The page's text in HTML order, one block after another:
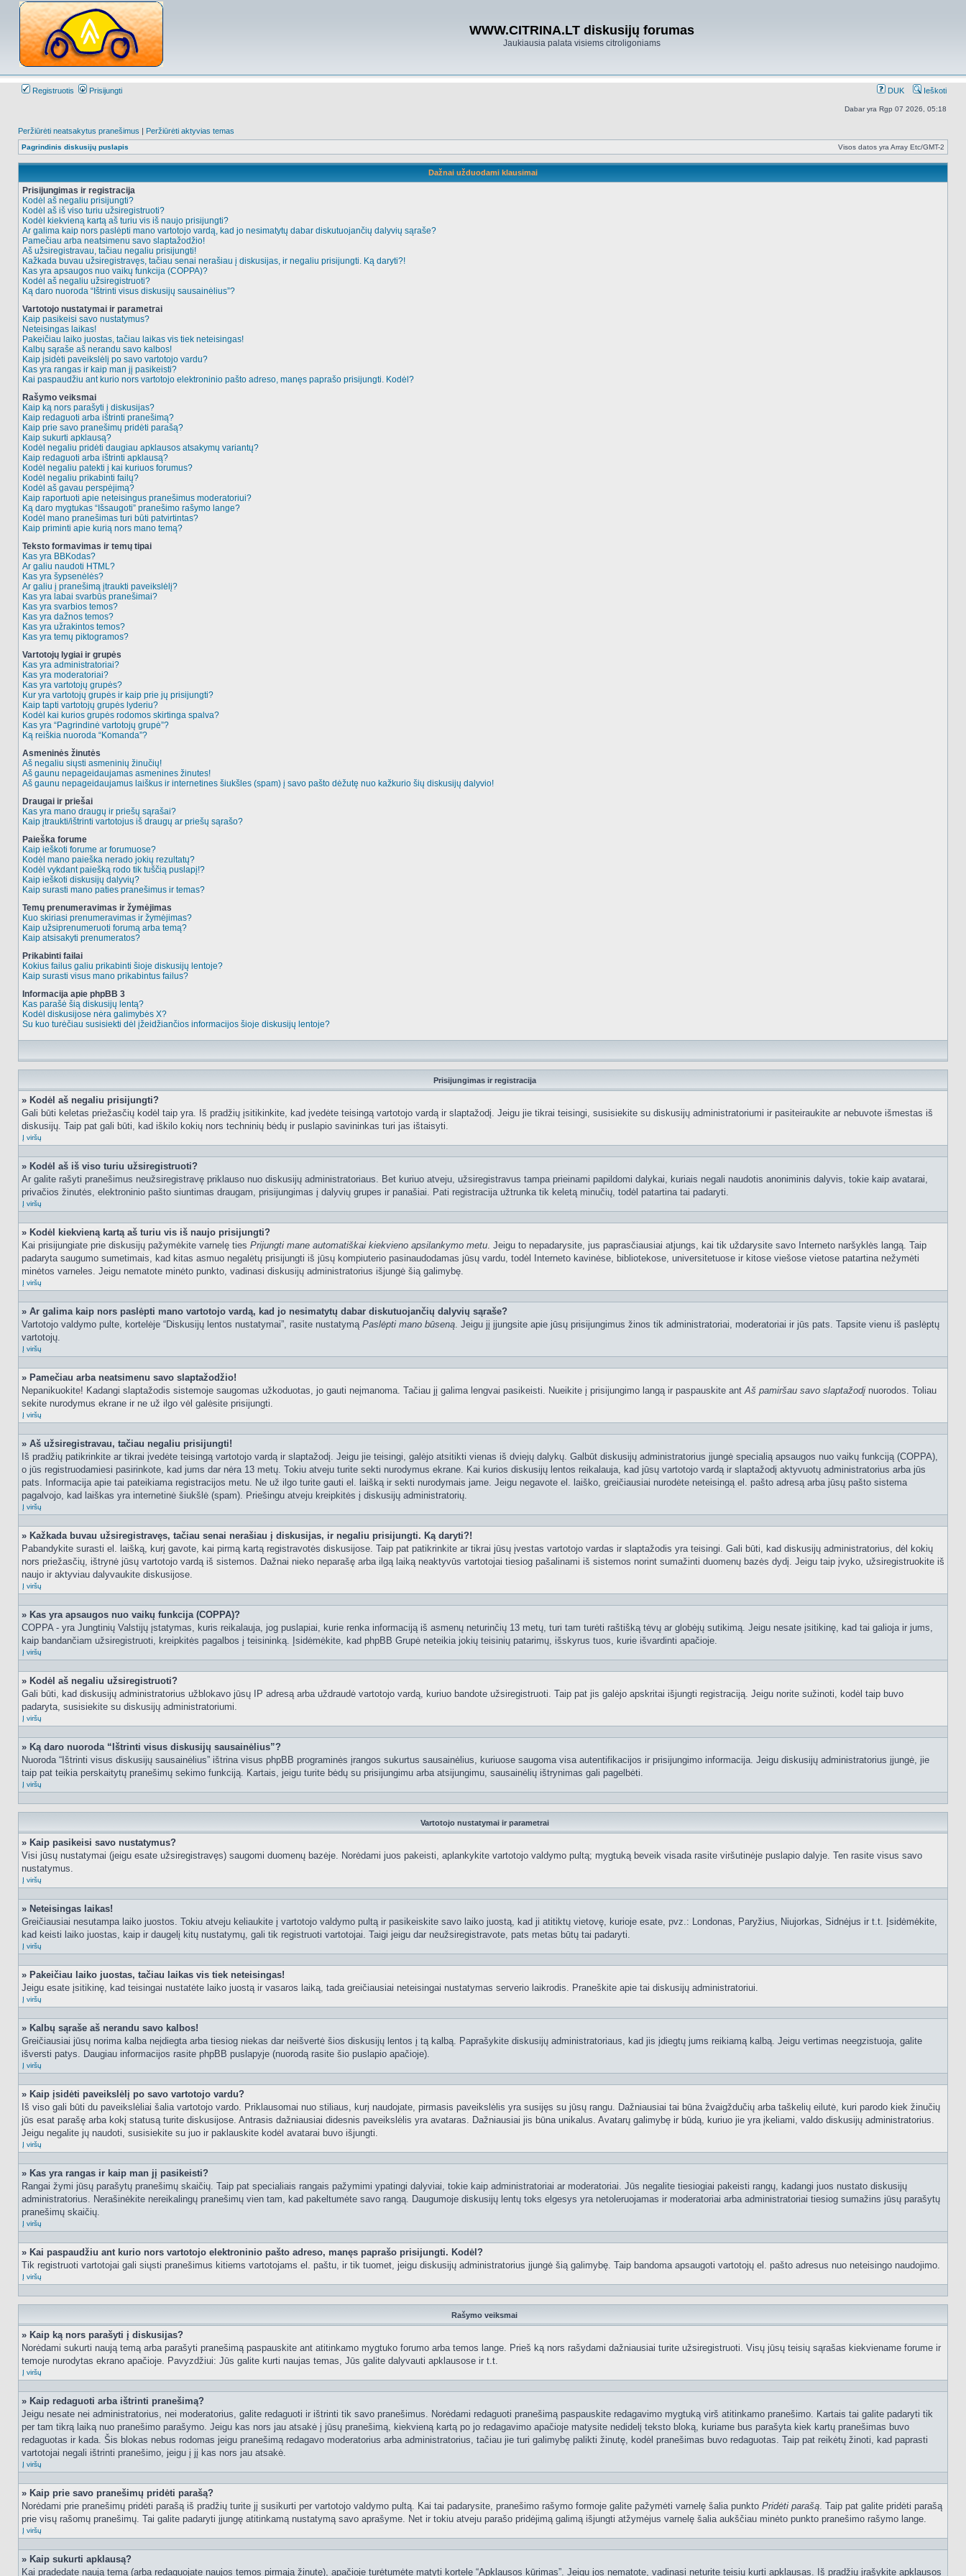
WWW.CITRINA.LT diskusijų forumas
Jaukiausia palata visiems citroligoniams
Registruotis Prisijungti DUK Ieškoti
Dabar yra Rgp 07 2026, 05:18
Peržiūrėti neatsakytus pranešimus | Peržiūrėti aktyvias temas
Pagrindinis diskusijų puslapis Visos datos yra Array Etc/GMT-2
Dažnai užduodami klausimai
Prisijungimas ir registracija
Kodėl aš negaliu prisijungti?
Kodėl aš iš viso turiu užsiregistruoti?
Kodėl kiekvieną kartą aš turiu vis iš naujo prisijungti?
Ar galima kaip nors paslėpti mano vartotojo vardą, kad jo nesimatytų dabar diskutuojančių dalyvių sąraše?
Pamečiau arba neatsimenu savo slaptažodžio!
Aš užsiregistravau, tačiau negaliu prisijungti!
Kažkada buvau užsiregistravęs, tačiau senai nerašiau į diskusijas, ir negaliu prisijungti. Ką daryti?!
Kas yra apsaugos nuo vaikų funkcija (COPPA)?
Kodėl aš negaliu užsiregistruoti?
Ką daro nuoroda “Ištrinti visus diskusijų sausainėlius”?
Vartotojo nustatymai ir parametrai
Kaip pasikeisi savo nustatymus?
Neteisingas laikas!
Pakeičiau laiko juostas, tačiau laikas vis tiek neteisingas!
Kalbų sąraše aš nerandu savo kalbos!
Kaip įsidėti paveikslėlį po savo vartotojo vardu?
Kas yra rangas ir kaip man jį pasikeisti?
Kai paspaudžiu ant kurio nors vartotojo elektroninio pašto adreso, manęs paprašo prisijungti. Kodėl?
Rašymo veiksmai
Kaip ką nors parašyti į diskusijas?
Kaip redaguoti arba ištrinti pranešimą?
Kaip prie savo pranešimų pridėti parašą?
Kaip sukurti apklausą?
Kodėl negaliu pridėti daugiau apklausos atsakymų variantų?
Kaip redaguoti arba ištrinti apklausą?
Kodėl negaliu patekti į kai kuriuos forumus?
Kodėl negaliu prikabinti failų?
Kodėl aš gavau perspėjimą?
Kaip raportuoti apie neteisingus pranešimus moderatoriui?
Ką daro mygtukas “Išsaugoti” pranešimo rašymo lange?
Kodėl mano pranešimas turi būti patvirtintas?
Kaip priminti apie kurią nors mano temą?
Teksto formavimas ir temų tipai
Kas yra BBKodas?
Ar galiu naudoti HTML?
Kas yra šypsenėlės?
Ar galiu į pranešimą įtraukti paveikslėlį?
Kas yra labai svarbūs pranešimai?
Kas yra svarbios temos?
Kas yra dažnos temos?
Kas yra užrakintos temos?
Kas yra temų piktogramos?
Vartotojų lygiai ir grupės
Kas yra administratoriai?
Kas yra moderatoriai?
Kas yra vartotojų grupės?
Kur yra vartotojų grupės ir kaip prie jų prisijungti?
Kaip tapti vartotojų grupės lyderiu?
Kodėl kai kurios grupės rodomos skirtinga spalva?
Kas yra “Pagrindinė vartotojų grupė”?
Ką reiškia nuoroda “Komanda”?
Asmeninės žinutės
Aš negaliu siųsti asmeninių žinučių!
Aš gaunu nepageidaujamas asmenines žinutes!
Aš gaunu nepageidaujamus laiškus ir internetines šiukšles (spam) į savo pašto dėžutę nuo kažkurio šių diskusijų dalyvio!
Draugai ir priešai
Kas yra mano draugų ir priešų sąrašai?
Kaip įtraukti/ištrinti vartotojus iš draugų ar priešų sąrašo?
Paieška forume
Kaip ieškoti forume ar forumuose?
Kodėl mano paieška nerado jokių rezultatų?
Kodėl vykdant paiešką rodo tik tuščią puslapį!?
Kaip ieškoti diskusijų dalyvių?
Kaip surasti mano paties pranešimus ir temas?
Temų prenumeravimas ir žymėjimas
Kuo skiriasi prenumeravimas ir žymėjimas?
Kaip užsiprenumeruoti forumą arba temą?
Kaip atsisakyti prenumeratos?
Prikabinti failai
Kokius failus galiu prikabinti šioje diskusijų lentoje?
Kaip surasti visus mano prikabintus failus?
Informacija apie phpBB 3
Kas parašė šią diskusijų lentą?
Kodėl diskusijose nėra galimybės X?
Su kuo turėčiau susisiekti dėl įžeidžiančios informacijos šioje diskusijų lentoje?
Prisijungimas ir registracija
» Kodėl aš negaliu prisijungti?
Gali būti keletas priežasčių kodėl taip yra. Iš pradžių įsitikinkite, kad įvedėte teisingą vartotojo vardą ir slaptažodį. Jeigu jie tikrai teisingi, susisiekite su diskusijų administratoriumi ir pasiteiraukite ar nebuvote išmestas iš
diskusijų. Taip pat gali būti, kad iškilo kokių nors techninių bėdų ir puslapio savininkas turi jas ištaisyti.
Į viršų
» Kodėl aš iš viso turiu užsiregistruoti?
Ar galite rašyti pranešimus neužsiregistravę priklauso nuo diskusijų administratoriaus. Bet kuriuo atveju, užsiregistravus tampa prieinami papildomi dalykai, kuriais negali naudotis anoniminis dalyvis, tokie kaip avatarai,
privačios žinutės, elektroninio pašto siuntimas draugam, prisijungimas į dalyvių grupes ir panašiai. Pati registracija užtrunka tik keletą minučių, todėl patartina tai padaryti.
Į viršų
» Kodėl kiekvieną kartą aš turiu vis iš naujo prisijungti?
Kai prisijungiate prie diskusijų pažymėkite varnelę ties Prijungti mane automatiškai kiekvieno apsilankymo metu. Jeigu to nepadarysite, jus paprasčiausiai atjungs, kai tik uždarysite savo Interneto naršyklės langą. Taip
padaryta saugumo sumetimais, kad kitas asmuo negalėtų prisijungti iš jūsų kompiuterio pasinaudodamas jūsų vardu, todėl Interneto kavinėse, bibliotekose, universitetuose ir kitose viešose vietose patartina nežymėti
minėtos varneles. Jeigu nematote minėto punkto, vadinasi diskusijų administratorius išjungė šią galimybę.
Į viršų
» Ar galima kaip nors paslėpti mano vartotojo vardą, kad jo nesimatytų dabar diskutuojančių dalyvių sąraše?
Vartotojo valdymo pulte, kortelėje “Diskusijų lentos nustatymai”, rasite nustatymą Paslėpti mano būseną. Jeigu jį įjungsite apie jūsų prisijungimus žinos tik administratoriai, moderatoriai ir jūs pats. Tapsite vienu iš paslėptų
vartotojų.
Į viršų
» Pamečiau arba neatsimenu savo slaptažodžio!
Nepanikuokite! Kadangi slaptažodis sistemoje saugomas užkoduotas, jo gauti neįmanoma. Tačiau jį galima lengvai pasikeisti. Nueikite į prisijungimo langą ir paspauskite antAš pamiršau savo slaptažodį nuorodos. Toliau
sekite nurodymus ekrane ir ne už ilgo vėl galėsite prisijungti.
Į viršų
» Aš užsiregistravau, tačiau negaliu prisijungti!
Iš pradžių patikrinkite ar tikrai įvedėte teisingą vartotojo vardą ir slaptažodį. Jeigu jie teisingi, galėjo atsitikti vienas iš dviejų dalykų. Galbūt diskusijų administratorius įjungė specialią apsaugos nuo vaikų funkciją (COPPA),
o jūs registruodamiesi pasirinkote, kad jums dar nėra 13 metų. Tokiu atveju turite sekti nurodymus ekrane. Kai kurios diskusijų lentos reikalauja, kad jūsų vartotojo vardą ir slaptažodį aktyvuotų administratorius arba jūs
pats. Informacija apie tai pateikiama registracijos metu. Ne už ilgo turite gauti el. laišką ir sekti nurodymais jame. Jeigu negavote el. laiško, greičiausiai nurodėte neteisingą el. pašto adresą arba jūsų pašto sistema
pagalvojo, kad laiškas yra internetinė šiukšlė (spam). Priešingu atveju kreipkitės į diskusijų administratorių.
Į viršų
» Kažkada buvau užsiregistravęs, tačiau senai nerašiau į diskusijas, ir negaliu prisijungti. Ką daryti?!
Pabandykite surasti el. laišką, kurį gavote, kai pirmą kartą registravotės diskusijose. Taip pat patikrinkite ar tikrai jūsų įvestas vartotojo vardas ir slaptažodis yra teisingi. Gali būti, kad diskusijų administratorius, dėl kokių
nors priežasčių, ištrynė jūsų vartotojo vardą iš sistemos. Dažnai nieko neparašę arba ilgą laiką neaktyvūs vartotojai tiesiog pašalinami iš sistemos norint sumažinti duomenų bazės dydį. Jeigu taip įvyko, užsiregistruokite iš
naujo ir aktyviau dalyvaukite diskusijose.
Į viršų
» Kas yra apsaugos nuo vaikų funkcija (COPPA)?
COPPA - yra Jungtinių Valstijų įstatymas, kuris reikalauja, jog puslapiai, kurie renka informaciją iš asmenų neturinčių 13 metų, turi tam turėti raštišką tėvų ar globėjų sutikimą. Jeigu nesate įsitikinę, kad tai galioja ir jums,
kaip bandančiam užsiregistruoti, kreipkitės pagalbos į teisininką. Įsidėmėkite, kad phpBB Grupė neteikia jokių teisinių patarimų, išskyrus tuos, kurie išvardinti apačioje.
Į viršų
» Kodėl aš negaliu užsiregistruoti?
Gali būti, kad diskusijų administratorius užblokavo jūsų IP adresą arba uždraudė vartotojo vardą, kuriuo bandote užsiregistruoti. Taip pat jis galėjo apskritai išjungti registraciją. Jeigu norite sužinoti, kodėl taip buvo
padaryta, susisiekite su diskusijų administratoriumi.
Į viršų
» Ką daro nuoroda “Ištrinti visus diskusijų sausainėlius”?
Nuoroda “Ištrinti visus diskusijų sausainėlius” ištrina visus phpBB programinės įrangos sukurtus sausainėlius, kuriuose saugoma visa autentifikacijos ir prisijungimo informacija. Jeigu diskusijų administratorius įjungė, jie
taip pat teikia perskaitytų pranešimų sekimo funkciją. Kartais, jeigu turite bėdų su prisijungimu arba atsijungimu, sausainėlių ištrynimas gali pagelbėti.
Į viršų
Vartotojo nustatymai ir parametrai
» Kaip pasikeisi savo nustatymus?
Visi jūsų nustatymai (jeigu esate užsiregistravęs) saugomi duomenų bazėje. Norėdami juos pakeisti, aplankykite vartotojo valdymo pultą; mygtuką beveik visada rasite viršutinėje puslapio dalyje. Ten rasite visus savo
nustatymus.
Į viršų
» Neteisingas laikas!
Greičiausiai nesutampa laiko juostos. Tokiu atveju keliaukite į vartotojo valdymo pultą ir pasikeiskite savo laiko juostą, kad ji atitiktų vietovę, kurioje esate, pvz.: Londonas, Paryžius, Niujorkas, Sidnėjus ir t.t. Įsidėmėkite,
kad keisti laiko juostas, kaip ir daugelį kitų nustatymų, gali tik registruoti vartotojai. Taigi jeigu dar neužsiregistravote, pats metas būtų tai padaryti.
Į viršų
» Pakeičiau laiko juostas, tačiau laikas vis tiek neteisingas!
Jeigu esate įsitikinę, kad teisingai nustatėte laiko juostą ir vasaros laiką, tada greičiausiai neteisingai nustatymas serverio laikrodis. Praneškite apie tai diskusijų administratoriui.
Į viršų
» Kalbų sąraše aš nerandu savo kalbos!
Greičiausiai jūsų norima kalba neįdiegta arba tiesiog niekas dar neišvertė šios diskusijų lentos į tą kalbą. Paprašykite diskusijų administratoriaus, kad jis įdiegtų jums reikiamą kalbą. Jeigu vertimas neegzistuoja, galite
išversti patys. Daugiau informacijos rasite phpBB puslapyje (nuorodą rasite šio puslapio apačioje).
Į viršų
» Kaip įsidėti paveikslėlį po savo vartotojo vardu?
Iš viso gali būti du paveikslėliai šalia vartotojo vardo. Priklausomai nuo stiliaus, kurį naudojate, pirmasis paveikslėlis yra susijęs su jūsų rangu. Dažniausiai tai būna žvaigždučių arba taškelių eilutė, kuri parodo kiek žinučių
jūs esat parašę arba kokį statusą turite diskusijose. Antrasis dažniausiai didesnis paveikslėlis yra avataras. Dažniausiai jis būna unikalus. Avatarų galimybę ir būdą, kuriuo jie yra įkeliami, valdo diskusijų administratorius.
Jeigu negalite jų naudoti, susisiekite su juo ir paklauskite kodėl avatarai buvo išjungti.
Į viršų
» Kas yra rangas ir kaip man jį pasikeisti?
Rangai žymi jūsų parašytų pranešimų skaičių. Taip pat specialiais rangais pažymimi ypatingi dalyviai, tokie kaip administratoriai ar moderatoriai. Jūs negalite tiesiogiai pakeisti rangų, kadangi juos nustato diskusijų
administratorius. Nerašinėkite nereikalingų pranešimų vien tam, kad pakeltumėte savo rangą. Daugumoje diskusijų lentų toks elgesys yra netoleruojamas ir moderatoriai arba administratoriai tiesiog sumažins jūsų parašytų
pranešimų skaičių.
Į viršų
» Kai paspaudžiu ant kurio nors vartotojo elektroninio pašto adreso, manęs paprašo prisijungti. Kodėl?
Tik registruoti vartotojai gali siųsti pranešimus kitiems vartotojams el. paštu, ir tik tuomet, jeigu diskusijų administratorius įjungė šią galimybę. Taip bandoma apsaugoti vartotojų el. pašto adresus nuo neteisingo naudojimo.
Į viršų
Rašymo veiksmai
» Kaip ką nors parašyti į diskusijas?
Norėdami sukurti naują temą arba parašyti pranešimą paspauskite ant atitinkamo mygtuko forumo arba temos lange. Prieš ką nors rašydami dažniausiai turite užsiregistruoti. Visų jūsų teisių sąrašas kiekviename forume ir
temoje nurodytas ekrano apačioje. Pavyzdžiui: Jūs galite kurti naujas temas, Jūs galite dalyvauti apklausose ir t.t.
Į viršų
» Kaip redaguoti arba ištrinti pranešimą?
Jeigu nesate nei administratorius, nei moderatorius, galite redaguoti ir ištrinti tik savo pranešimus. Norėdami redaguoti pranešimą paspauskite redagavimo mygtuką virš atitinkamo pranešimo. Kartais tai galite padaryti tik
per tam tikrą laiką nuo pranešimo parašymo. Jeigu kas nors jau atsakė į jūsų pranešimą, kiekvieną kartą po jo redagavimo apačioje matysite nedidelį teksto bloką, kuriame bus parašyta kiek kartų pranešimas buvo
redaguotas ir kada. Šis blokas nebus rodomas jeigu pranešimą redagavo moderatorius arba administratorius, tačiau jie turi galimybę palikti žinutę, kodėl pranešimas buvo redaguotas. Taip pat reikėtų žinoti, kad paprasti
vartotojai negali ištrinti pranešimo, jeigu į jį kas nors jau atsakė.
Į viršų
» Kaip prie savo pranešimų pridėti parašą?
Norėdami prie pranešimų pridėti parašą iš pradžių turite jį susikurti per vartotojo valdymo pultą. Kai tai padarysite, pranešimo rašymo formoje galite pažymėti varnelę šalia punkto Pridėti parašą. Taip pat galite pridėti parašą
prie visų rašomų pranešimų. Tai galite padaryti įjungę atitinkamą nustatymą savo aprašyme. Net ir tokiu atveju parašo pridėjimą galimą išjungti atžymėjus varnelę šalia aukščiau minėto punkto pranešimo rašymo lange.
Į viršų
» Kaip sukurti apklausą?
Kai pradedate naują temą (arba redaguojate naujos temos pirmąją žinutę), apačioje turėtumėte matyti kortelę “Apklausos kūrimas”. Jeigu jos nematote, vadinasi neturite teisių kurti apklausas. Iš pradžių įrašykite apklausos